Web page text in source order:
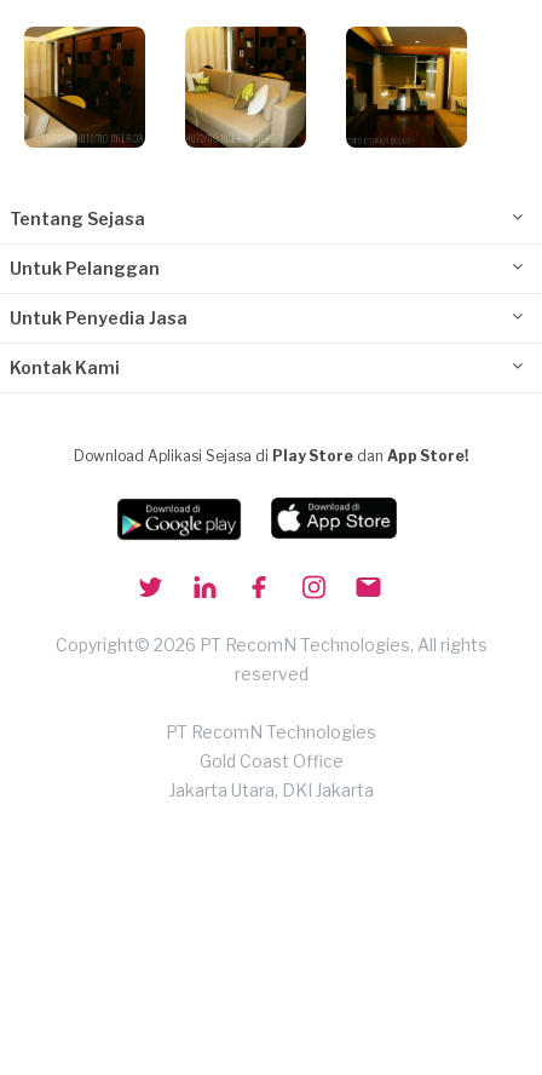
Tentang Sejasa
Untuk Pelanggan
Untuk Penyedia Jasa
Kontak Kami
Download Aplikasi Sejasa di Play Store dan App Store!
Copyright© 2026 PT RecomN Technologies, All rights
reserved
PT RecomN Technologies
Gold Coast Office
Jakarta Utara, DKI Jakarta